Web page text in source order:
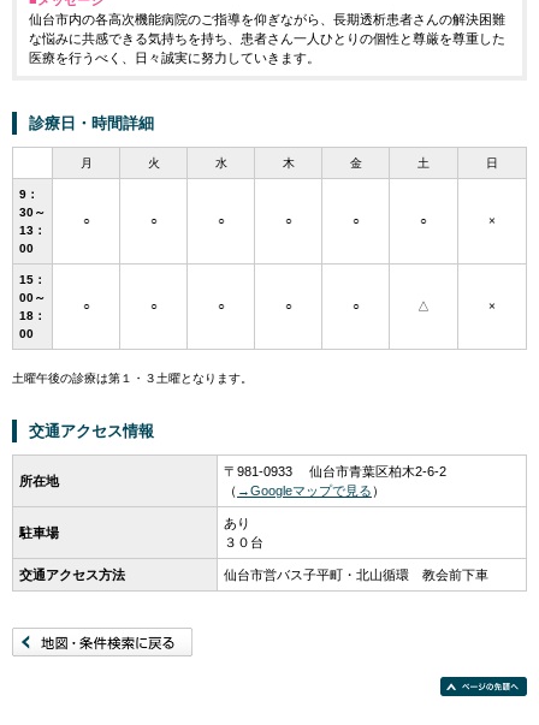
仙台市内の各高次機能病院のご指導を仰ぎながら、長期透析患者さんの解決困難
な悩みに共感できる気持ちを持ち、患者さん一人ひとりの個性と尊厳を尊重した
医療を行うべく、日々誠実に努力していきます。
診療日・時間詳細
月 火 水 木 金 土 日
9：
30～
13：
00
○ ○ ○ ○ ○ ○ ×
15：
00～
18：
00
○ ○ ○ ○ ○ △ ×
土曜午後の診療は第１・３土曜となります。
交通アクセス情報
所在地
〒981-0933 仙台市青葉区柏木2-6-2
（ →Googleマップで見る）
駐車場
あり
３０台
交通アクセス方法 仙台市営バス子平町・北山循環 教会前下車